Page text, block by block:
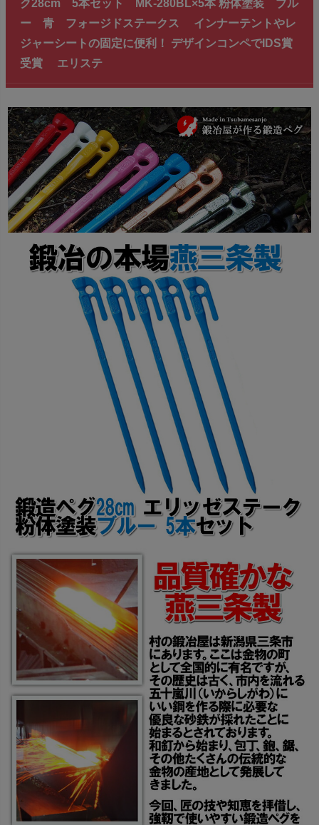
ク28cm 5本セット MK-280BL×5本 粉体塗装 ブル
ー 青 フォージドステークス インナーテントやレ
ジャーシートの固定に便利！ デザインコンペでIDS賞
受賞 エリステ